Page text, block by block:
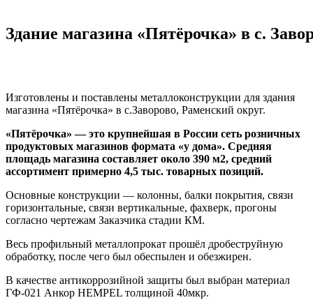
Здание магазина «Пятёрочка» в с.
Изготовлены и поставлены металлоконструкции для здания
магазина «Пятёрочка» в с.Заворово, Раменский округ.
«Пятёрочка» — это крупнейшая в России сеть розничных
продуктовых магазинов формата «у дома». Средняя
площадь магазина составляет около 390 м2, средний
ассортимент примерно 4,5 тыс. товарных позиций.
Основные конструкции — колонны, балки покрытия, связи
горизонтальные, связи вертикальные, фахверк, прогоны
согласно чертежам Заказчика стадии КМ.
Весь профильный металлопрокат прошёл дробеструйную
обработку, после чего был обеспылен и обезжирен.
В качестве антикоррозийной защиты был выбран материал
ГФ-021 Анкор HEMPEL толщиной 40мкр.